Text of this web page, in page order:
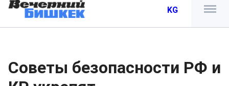
KG
Советы безопасности РФ и